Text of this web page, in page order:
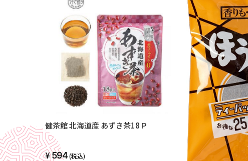
健茶館 北海道産 あずき茶18Ｐ
594(税込)